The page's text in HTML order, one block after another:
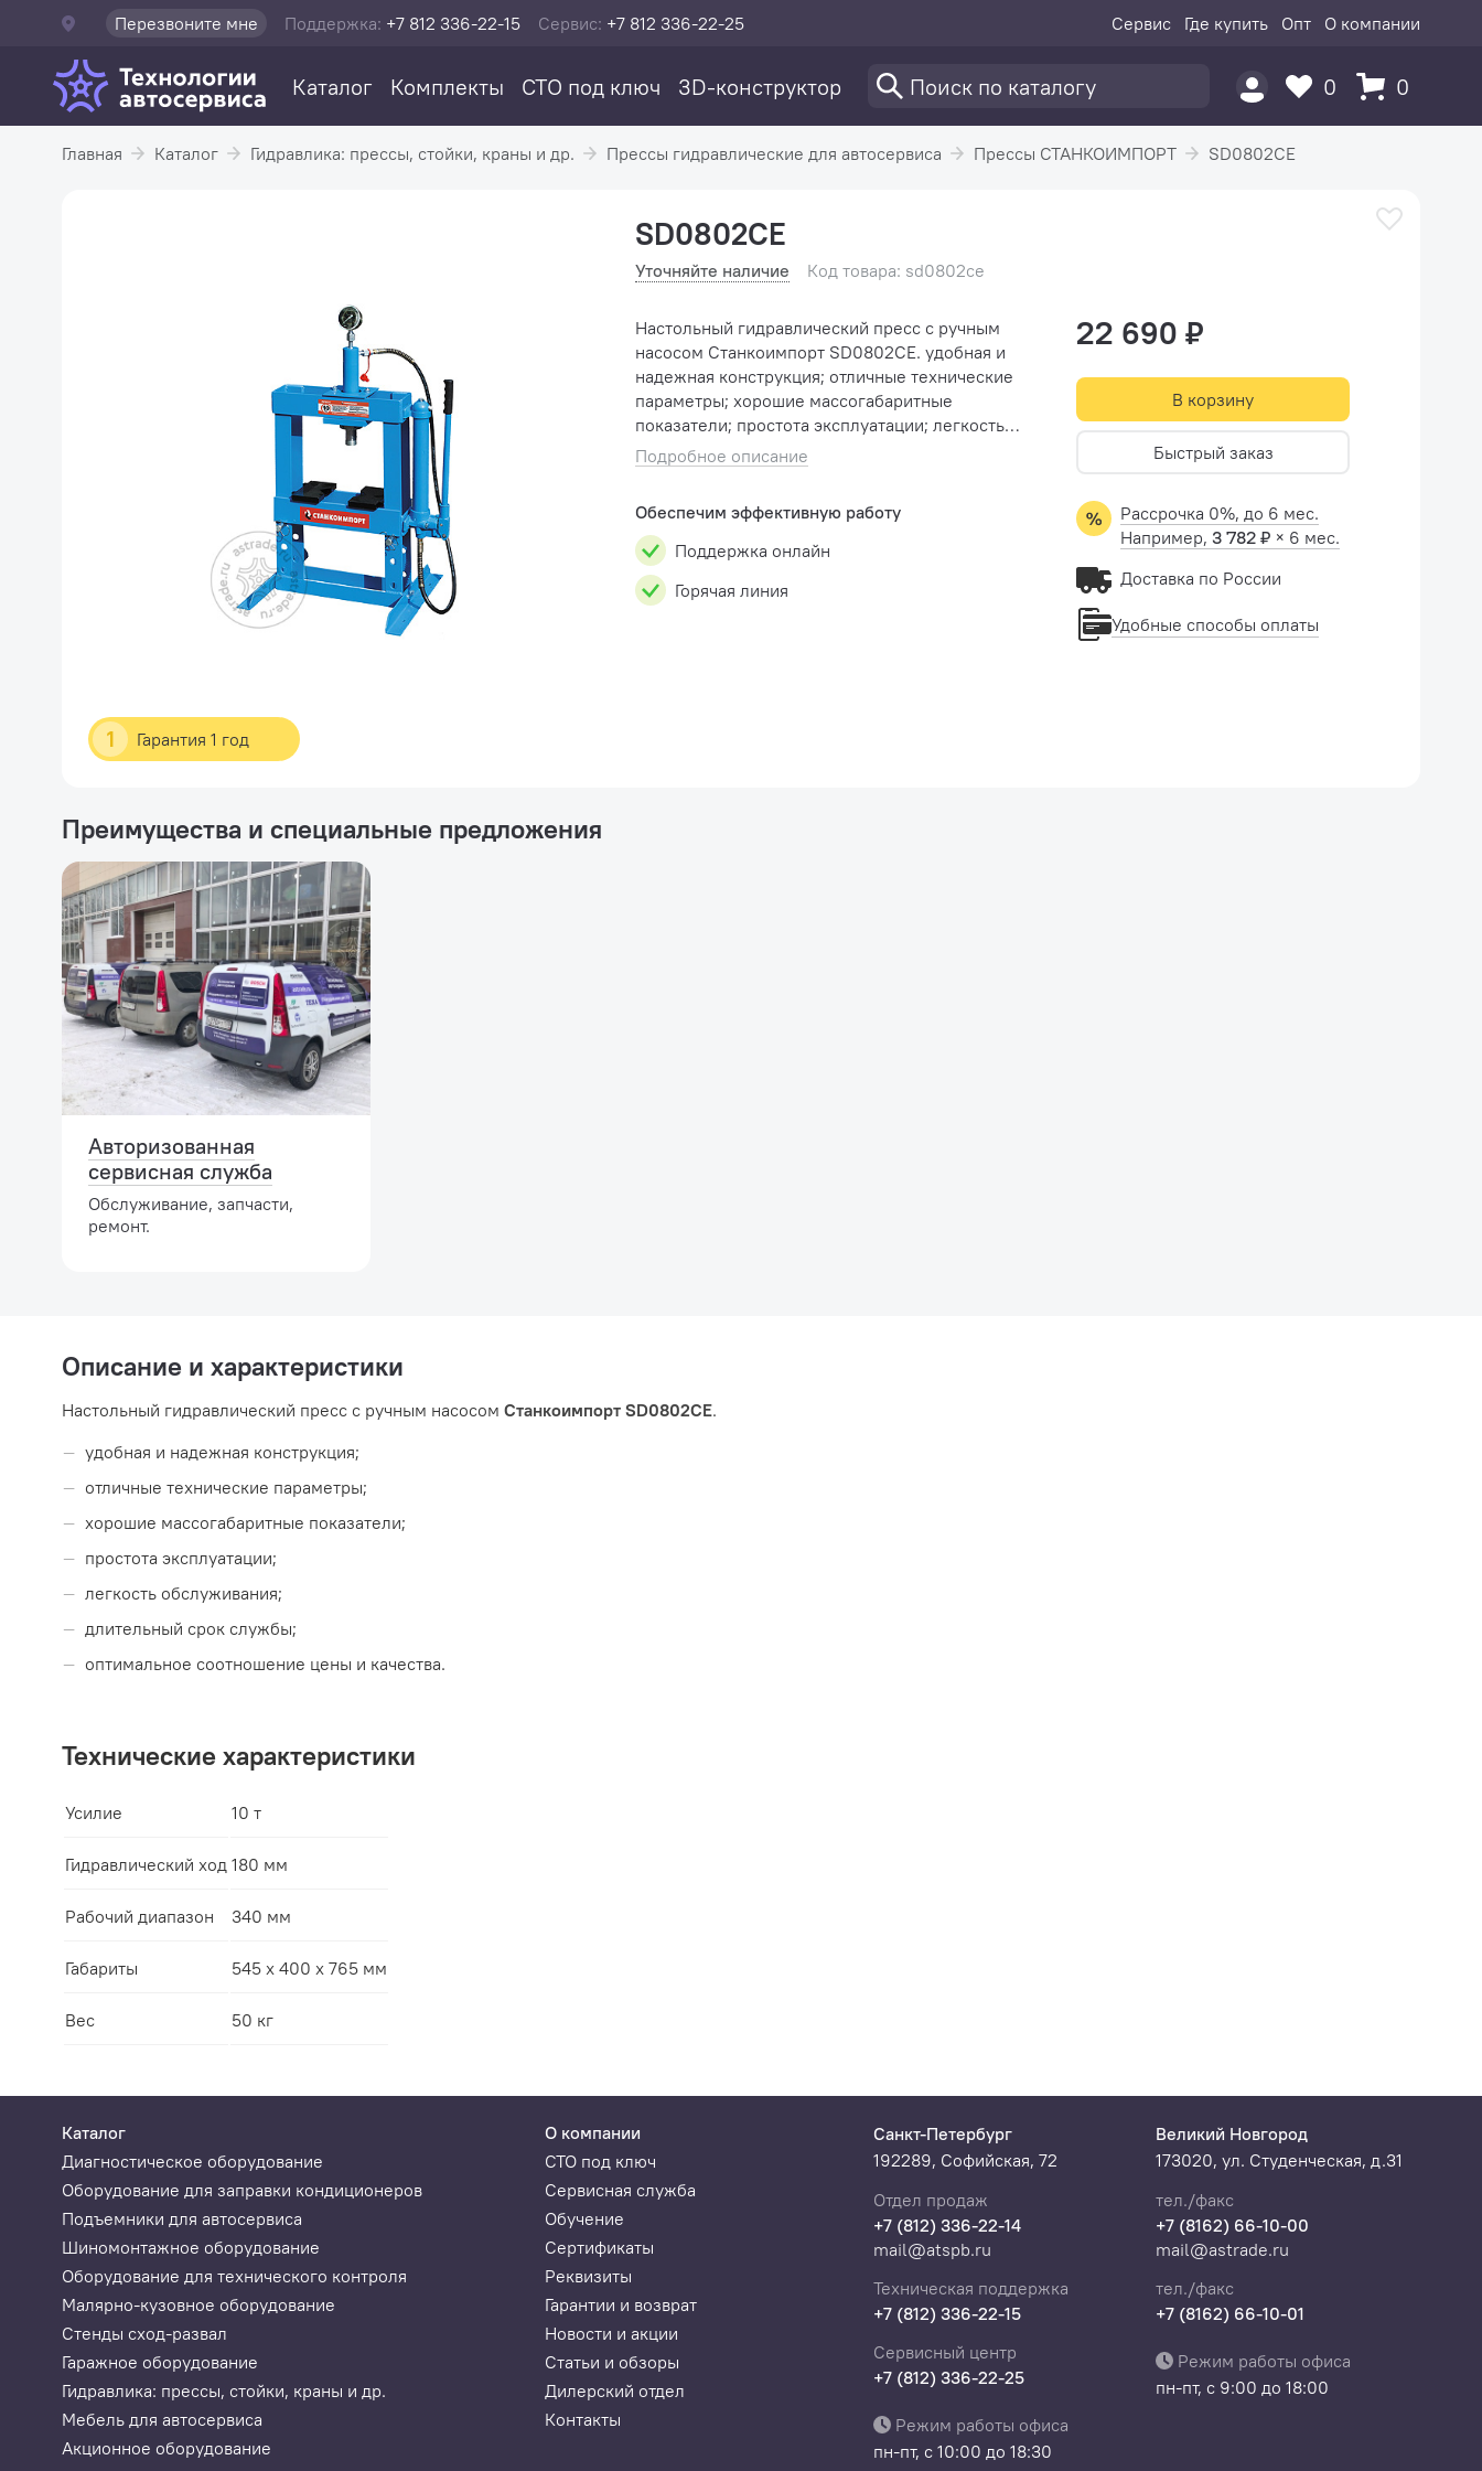
Перезвоните мне Поддержка: +7 812 336-22-15 Сервис: +7 812 336-22-25 Сервис Где купить Опт О компании
Каталог Комплекты СТО под ключ 3D-конструктор 0 0
Главная Каталог Гидравлика: прессы, стойки, краны и др. Прессы гидравлические для автосервиса Прессы СТАНКОИМПОРТ SD0802CE
1 Гарантия 1 год
SD0802CE
Уточняйте наличие Код товара: sd0802ce
Настольный гидравлический пресс с ручным
насосом Станкоимпорт SD0802CE. удобная и
надежная конструкция; отличные технические
параметры; хорошие массогабаритные
показатели; простота эксплуатации; легкость
обслуживания; длительный срок службы;
оптимальное соотн...
Подробное описание
Обеспечим эффективную работу
Поддержка онлайн
Горячая линия
22 690 ₽
В корзину
Быстрый заказ
Рассрочка 0%, до 6 мес.
Например, 3 782 ₽ × 6 мес.
Доставка по России
Удобные способы оплаты
Преимущества и специальные предложения
Авторизованная
сервисная служба
Обслуживание, запчасти,
ремонт.
Описание и характеристики
Настольный гидравлический пресс с ручным насосом Станкоимпорт SD0802CE.
удобная и надежная конструкция;
отличные технические параметры;
хорошие массогабаритные показатели;
простота эксплуатации;
легкость обслуживания;
длительный срок службы;
оптимальное соотношение цены и качества.
Технические характеристики
Усилие 10 т
Гидравлический ход 180 мм
Рабочий диапазон 340 мм
Габариты 545 x 400 x 765 мм
Вес 50 кг
Каталог
Диагностическое оборудование
Оборудование для заправки кондиционеров
Подъемники для автосервиса
Шиномонтажное оборудование
Оборудование для технического контроля
Малярно-кузовное оборудование
Стенды сход-развал
Гаражное оборудование
Гидравлика: прессы, стойки, краны и др.
Мебель для автосервиса
Акционное оборудование
О компании
СТО под ключ
Сервисная служба
Обучение
Сертификаты
Реквизиты
Гарантии и возврат
Новости и акции
Статьи и обзоры
Дилерский отдел
Контакты
Санкт-Петербург
192289, Софийская, 72
Отдел продаж
+7 (812) 336-22-14
mail@atspb.ru
Техническая поддержка
+7 (812) 336-22-15
Сервисный центр
+7 (812) 336-22-25
Режим работы офиса
пн-пт, с 10:00 до 18:30
Великий Новгород
173020, ул. Студенческая, д.31
тел./факс
+7 (8162) 66-10-00
mail@astrade.ru
тел./факс
+7 (8162) 66-10-01
Режим работы офиса
пн-пт, с 9:00 до 18:00